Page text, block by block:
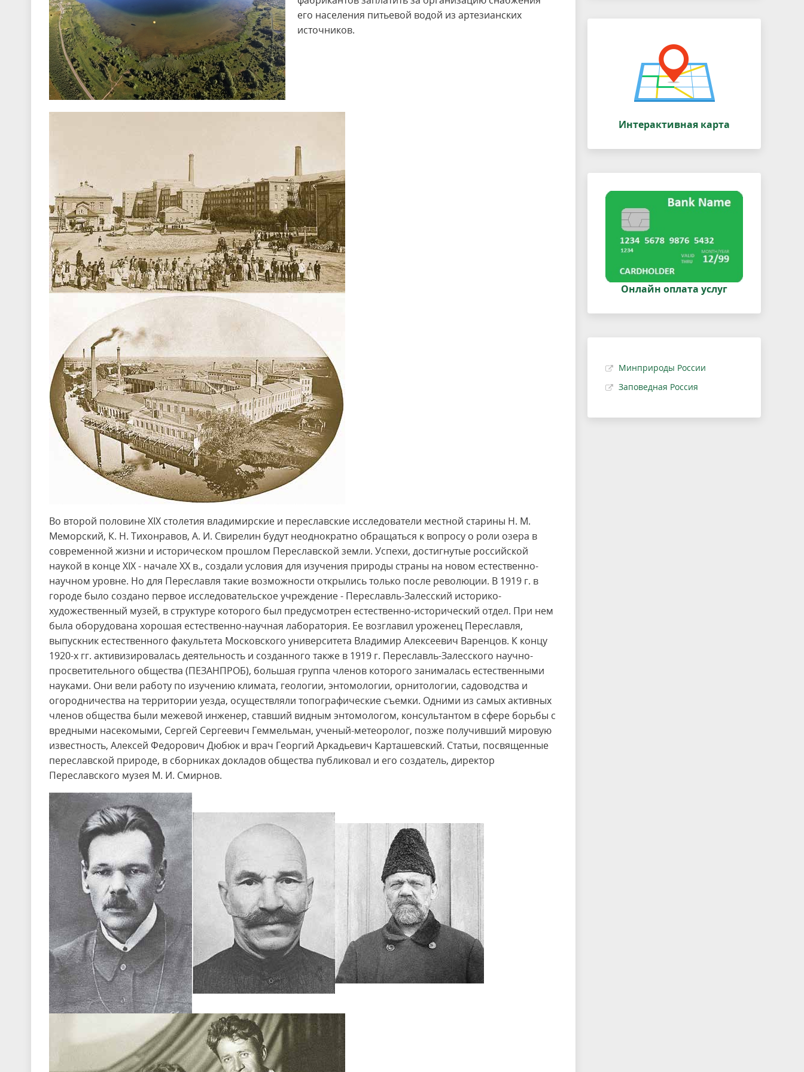
его населения питьевой водой из артезианских
источников.
Во второй половине XIX столетия владимирские и переславские исследователи местной старины Н. М.
Меморский, К. Н. Тихонравов, А. И. Свирелин будут неоднократно обращаться к вопросу о роли озера в
современной жизни и историческом прошлом Переславской земли. Успехи, достигнутые российской
наукой в конце XIX - начале XX в., создали условия для изучения природы страны на новом естественно-
научном уровне. Но для Переславля такие возможности открылись только после революции. В 1919 г. в
городе было создано первое исследовательское учреждение - Переславль-Залесский историко-
художественный музей, в структуре которого был предусмотрен естественно-исторический отдел. При нем
была оборудована хорошая естественно-научная лаборатория. Ее возглавил уроженец Переславля,
выпускник естественного факультета Московского университета Владимир Алексеевич Варенцов. К концу
1920-х гг. активизировалась деятельность и созданного также в 1919 г. Переславль-Залесского научно-
просветительного общества (ПЕЗАНПРОБ), большая группа членов которого занималась естественными
науками. Они вели работу по изучению климата, геологии, энтомологии, орнитологии, садоводства и
огородничества на территории уезда, осуществляли топографические съемки. Одними из самых активных
членов общества были межевой инженер, ставший видным энтомологом, консультантом в сфере борьбы с
вредными насекомыми, Сергей Сергеевич Геммельман, ученый-метеоролог, позже получивший мировую
известность, Алексей Федорович Дюбюк и врач Георгий Аркадьевич Карташевский. Статьи, посвященные
переславской природе, в сборниках докладов общества публиковал и его создатель, директор
Переславского музея М. И. Смирнов.
Интерактивная карта
Онлайн оплата услуг
Минприроды России
Заповедная Россия